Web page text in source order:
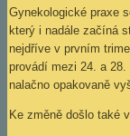
Gynekologické praxe
který i nadále začíná
nejdříve v prvním
provádí mezi 24. a
nalačno opakovaně
Ke změně došlo také